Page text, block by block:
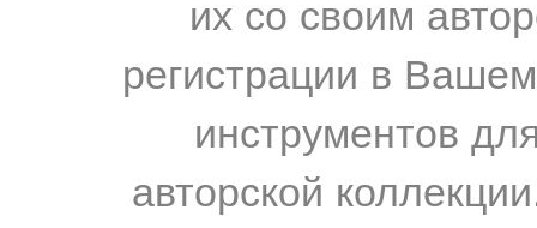
их со своим
регистрации в
инструментов
авторской